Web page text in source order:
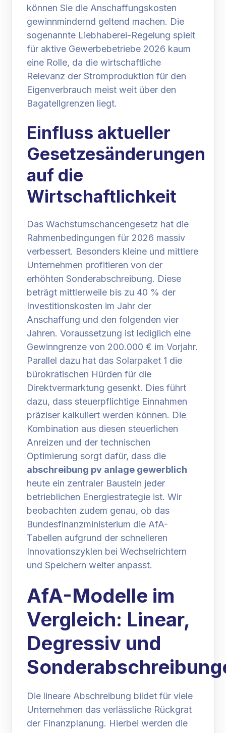
können Sie die Anschaffungskosten
gewinnmindernd geltend machen. Die
sogenannte Liebhaberei-Regelung spielt
für aktive Gewerbebetriebe 2026 kaum
eine Rolle, da die wirtschaftliche
Relevanz der Stromproduktion für den
Eigenverbrauch meist weit über den
Bagatellgrenzen liegt.
Einfluss aktueller
Gesetzesänderungen
auf die
Wirtschaftlichkeit
Das Wachstumschancengesetz hat die
Rahmenbedingungen für 2026 massiv
verbessert. Besonders kleine und mittlere
Unternehmen profitieren von der
erhöhten Sonderabschreibung. Diese
beträgt mittlerweile bis zu 40 % der
Investitionskosten im Jahr der
Anschaffung und den folgenden vier
Jahren. Voraussetzung ist lediglich eine
Gewinngrenze von 200.000 € im Vorjahr.
Parallel dazu hat das Solarpaket 1 die
bürokratischen Hürden für die
Direktvermarktung gesenkt. Dies führt
dazu, dass steuerpflichtige Einnahmen
präziser kalkuliert werden können. Die
Kombination aus diesen steuerlichen
Anreizen und der technischen
Optimierung sorgt dafür, dass die
abschreibung pv anlage gewerblich
heute ein zentraler Baustein jeder
betrieblichen Energiestrategie ist. Wir
beobachten zudem genau, ob das
Bundesfinanzministerium die AfA-
Tabellen aufgrund der schnelleren
Innovationszyklen bei Wechselrichtern
und Speichern weiter anpasst.
AfA-Modelle im
Vergleich: Linear,
Degressiv und
Die lineare Abschreibung bildet für viele
Unternehmen das verlässliche Rückgrat
der Finanzplanung. Hierbei werden die